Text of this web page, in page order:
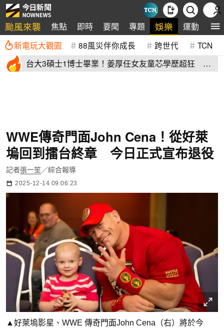
颱風來襲 焦點 即時 要聞 專題 娛樂 運動 全
新電玩大觀園 88風災伴你成長 跨世代 TCN
台大3碩士1博士畢業！姜厚任女友童芯學歷超狂 他
WWE傳奇門面John Cena！從好萊
塢回到擂台終章 今日正式宣布退役
記者張一笙／綜合報導
2025-12-14 09:06:23
▲好萊塢影星、WWE 傳奇門面John Cena（右）將於今